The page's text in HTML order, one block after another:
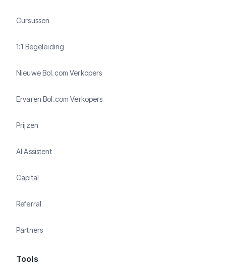
Cursussen
1:1 Begeleiding
Nieuwe Bol.com Verkopers
Ervaren Bol.com Verkopers
Prijzen
AI Assistent
Capital
Referral
Partners
Tools